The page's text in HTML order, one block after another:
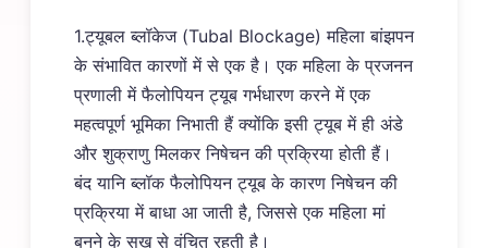
1.ट्यूबल ब्लॉकेज (Tubal Blockage) महिला बांझपन
के संभावित कारणों में से एक है। एक महिला के प्रजनन
प्रणाली में फैलोपियन ट्यूब गर्भधारण करने में एक
महत्वपूर्ण भूमिका निभाती हैं क्योंकि इसी ट्यूब में ही अंडे
और शुक्राणु मिलकर निषेचन की प्रक्रिया होती हैं।
बंद यानि ब्लॉक फैलोपियन ट्यूब के कारण निषेचन की
प्रक्रिया में बाधा आ जाती है, जिससे एक महिला मां
बनने के सुख से वंचित रहती है।